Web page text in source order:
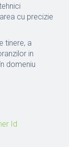
cu precizie
tinere, a
in
domeniu
Id